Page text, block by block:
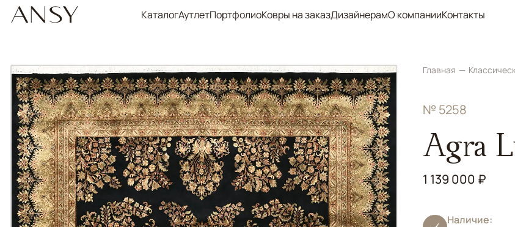
КаталогАутлетПортфолиоКовры на заказДизайнерамО компанииКонтакты
Главная
№ 5258
Agra
1 139 000 ₽
Наличие: